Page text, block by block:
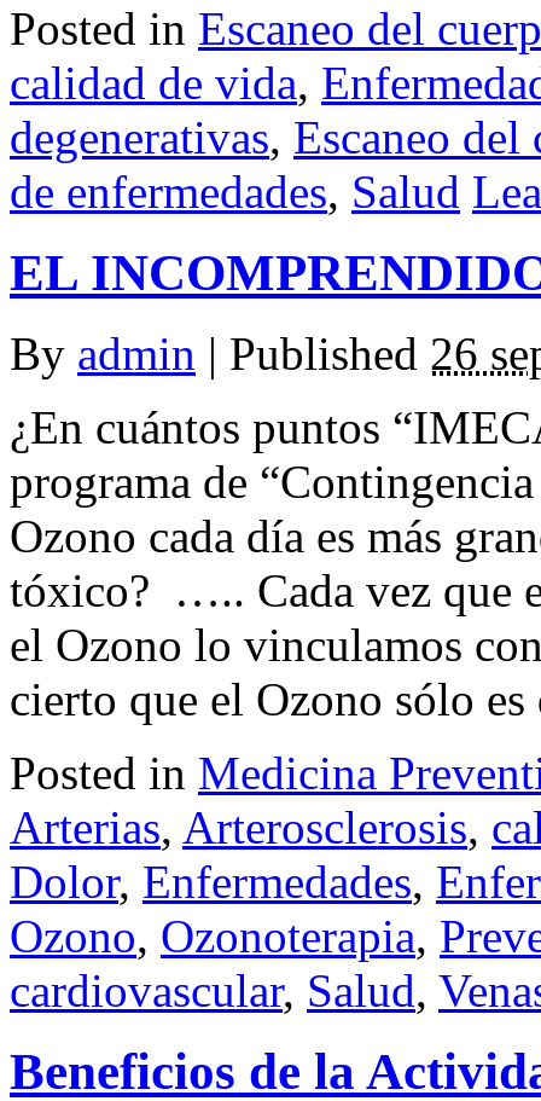
Posted in Escaneo del
calidad de vida,
degenerativas, Escaneo del
de enfermedades, Salud
EL
By admin | Published 26
¿En cuántos puntos
programa de
Ozono cada día es más
tóxico? ….. Cada vez que
el Ozono lo vinculamos
cierto que el Ozono sólo
Posted in Medicina
Arterias, Arterosclerosis,
Dolor, Enfermedades,
Ozono, Ozonoterapia,
cardiovascular, Salud,
Beneficios de la